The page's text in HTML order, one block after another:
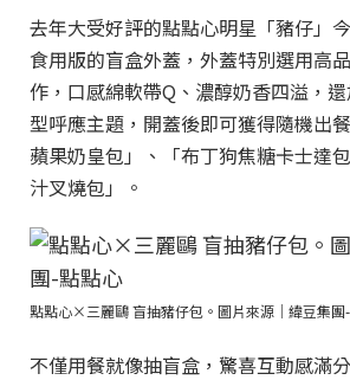
去年大受好評的點點心明星「豬仔」
食用版的盲盒外蓋，外蓋特別選用高
作，口感綿軟帶Q、濃醇奶香四溢，
型呼應主題，開蓋後即可獲得隨機出
蘋果奶皇包」、「布丁狗焦糖卡士達
汁叉燒包」。
點點心×三麗鷗 盲抽豬仔包。圖片來源｜緯豆集團
不僅用餐就像抽盲盒，驚喜互動感滿